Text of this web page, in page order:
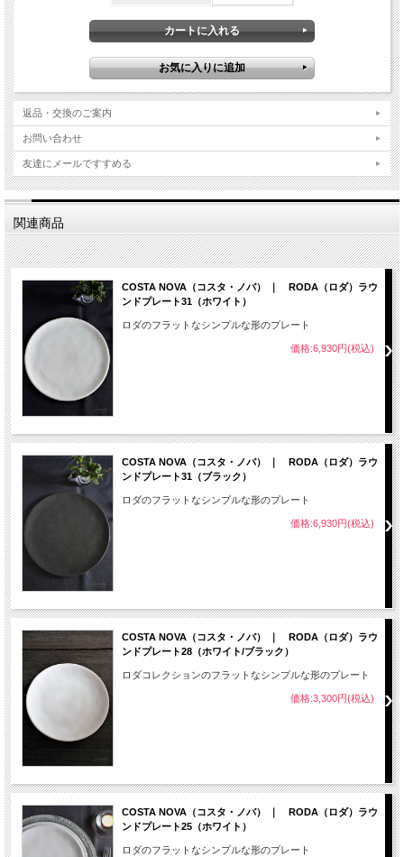
返品・交換のご案内
お問い合わせ
友達にメールですすめる
関連商品
COSTA NOVA（コスタ・ノバ） ｜ RODA（ロダ）ラウ
ンドプレート31（ホワイト）
ロダのフラットなシンプルな形のプレート
価格:6,930円(税込)
COSTA NOVA（コスタ・ノバ） ｜ RODA（ロダ）ラウ
ンドプレート31（ブラック）
ロダのフラットなシンプルな形のプレート
価格:6,930円(税込)
COSTA NOVA（コスタ・ノバ） ｜ RODA（ロダ）ラウ
ンドプレート28（ホワイト/ブラック）
ロダコレクションのフラットなシンプルな形のプレート
価格:3,300円(税込)
COSTA NOVA（コスタ・ノバ） ｜ RODA（ロダ）ラウ
ンドプレート25（ホワイト）
ロダのフラットなシンプルな形のプレート